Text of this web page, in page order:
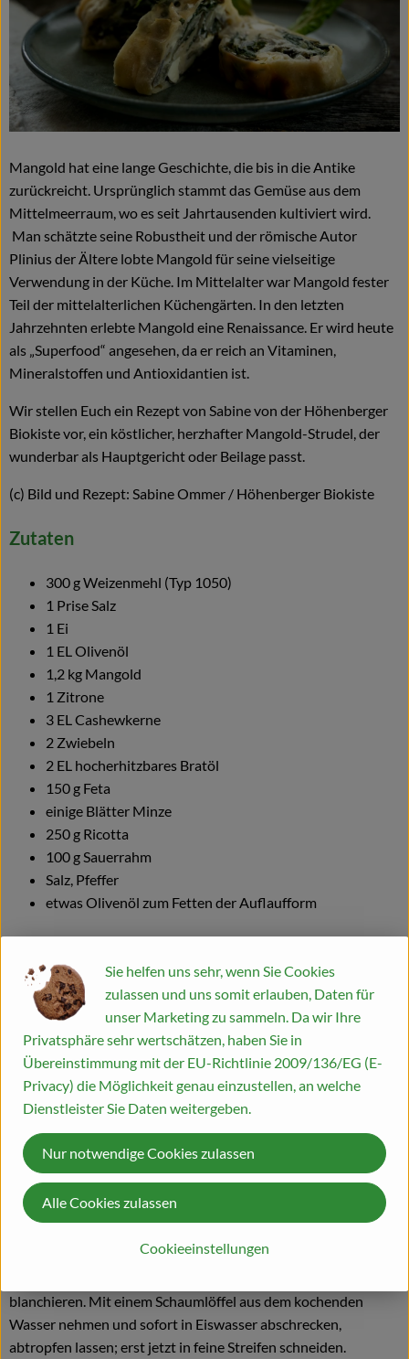
Naturkost
Wein
Getränke
Kosmetik & Drogerie
Angebote & Neues
Wir empfehlen
VINCE Weine
So geht's
Über uns
Veranstaltungen
Blog
Mangold hat eine lange Geschichte, die bis in die Antike
zurückreicht. Ursprünglich stammt das Gemüse aus dem
Mittelmeerraum, wo es seit Jahrtausenden kultiviert wird.
Man schätzte seine Robustheit und der römische Autor
Plinius der Ältere lobte Mangold für seine vielseitige
Verwendung in der Küche. Im Mittelalter war Mangold fester
Teil der mittelalterlichen Küchengärten. In den letzten
Jahrzehnten erlebte Mangold eine Renaissance. Er wird heute
als „Superfood“ angesehen, da er reich an Vitaminen,
Mineralstoffen und Antioxidantien ist.
Wir stellen Euch ein Rezept von Sabine von der Höhenberger
Biokiste vor, ein köstlicher, herzhafter Mangold-Strudel, der
wunderbar als Hauptgericht oder Beilage passt.
(c) Bild und Rezept: Sabine Ommer / Höhenberger Biokiste
Zutaten
300 g Weizenmehl (Typ 1050)
1 Prise Salz
1 Ei
1 EL Olivenöl
1,2 kg Mangold
1 Zitrone
3 EL Cashewkerne
2 Zwiebeln
2 EL hocherhitzbares Bratöl
150 g Feta
einige Blätter Minze
250 g Ricotta
100 g Sauerrahm
Salz, Pfeffer
etwas Olivenöl zum Fetten der Auflaufform
Zubereitung
Strudelteig
Mehl, Salz, Ei, Olivenöl und 125 ml Wasser mit dem Knethaken
5-10 Minuten zu einem glatten Teig verkneten. Zugedeckt ca.
30 Minuten ruhen lassen; dafür einen Topf mit heißem Wasser
ausspülen, abtrocknen, den Topfboden mit Backpapier belegen
und den Strudelteig daraufsetzen. Den Topfdeckel auflegen
und den Teig warm stehen lassen. So wird der Teig elastisch
und gut zum Verarbeiten.
Füllung
Die Mangoldblätter vom Stiel schneiden, waschen und dann
blanchieren. Mit einem Schaumlöffel aus dem kochenden
Wasser nehmen und sofort in Eiswasser abschrecken,
abtropfen lassen; erst jetzt in feine Streifen schneiden.
Sie helfen uns sehr, wenn Sie Cookies
zulassen und uns somit erlauben, Daten für
unser Marketing zu sammeln. Da wir Ihre
Privatsphäre sehr wertschätzen, haben Sie in
Übereinstimmung mit der EU-Richtlinie 2009/136/EG (E-
Privacy) die Möglichkeit genau einzustellen, an welche
Dienstleister Sie Daten weitergeben.
Cookieeinstellungen
Nur notwendige Cookies zulassen
Alle Cookies zulassen